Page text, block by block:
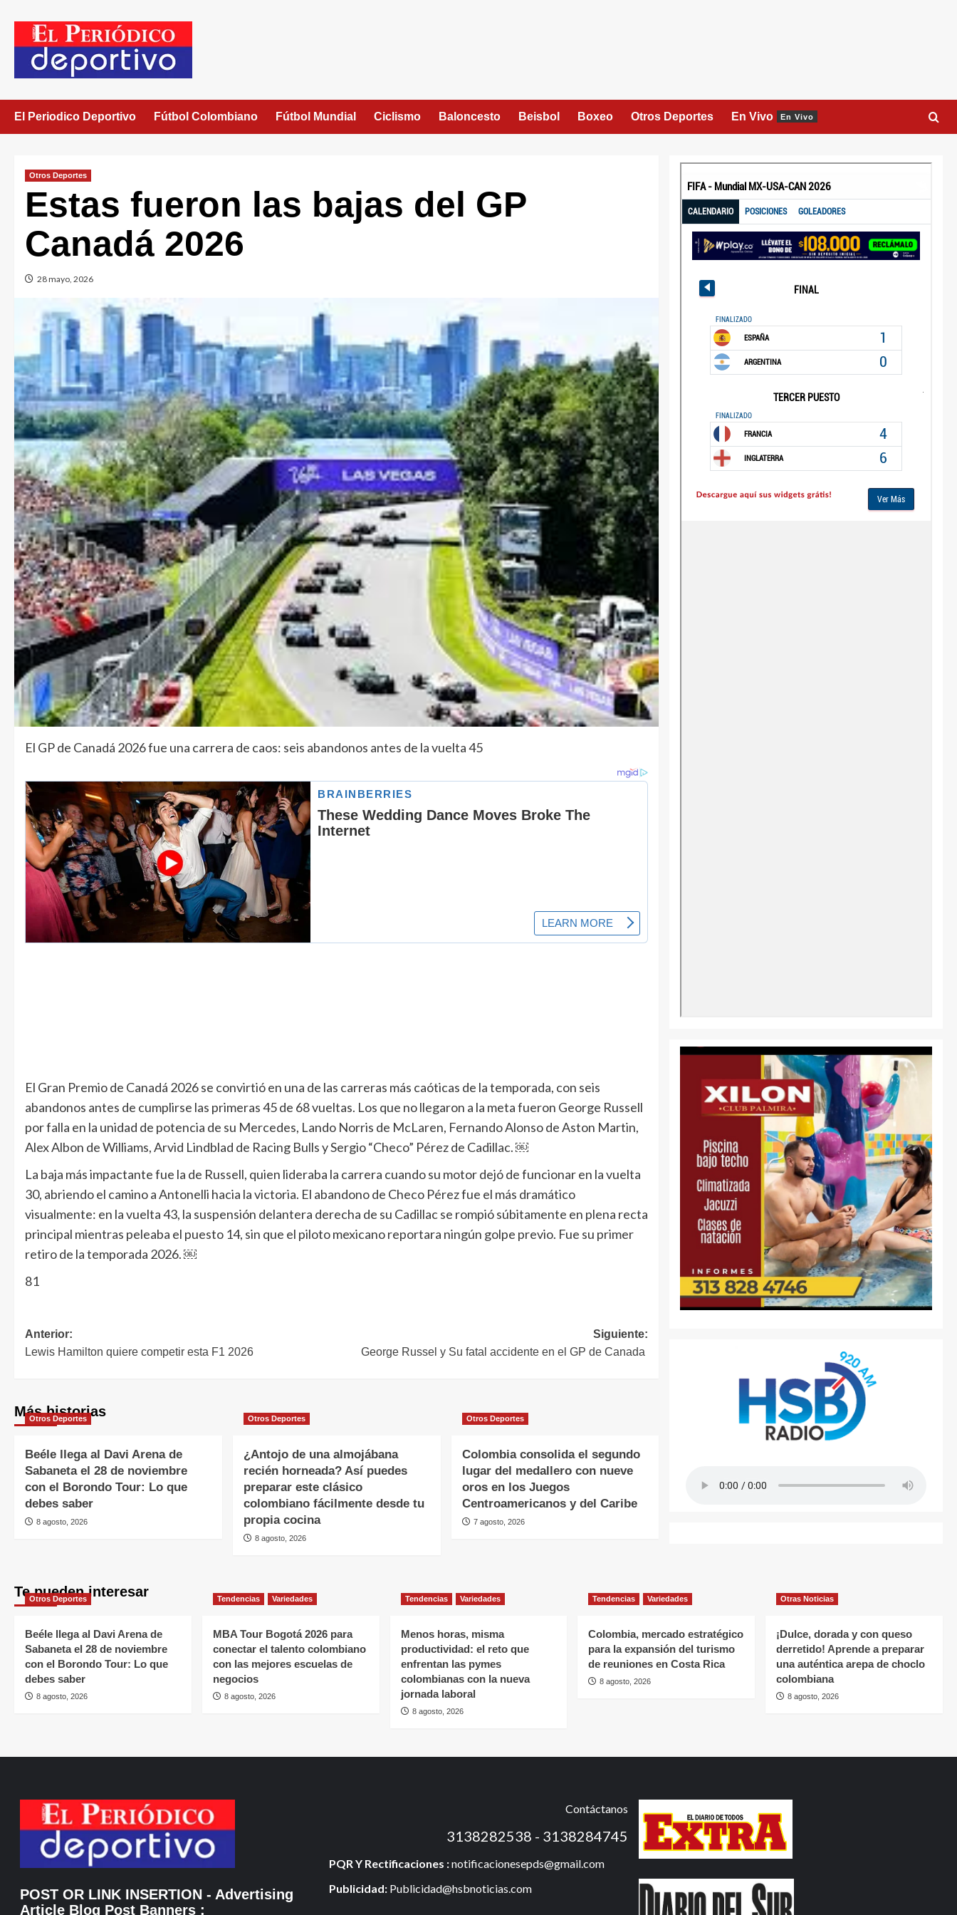
El Periodico Deportivo Fútbol Colombiano Fútbol Mundial Ciclismo Baloncesto Beisbol Boxeo Otros Deportes En Vivo En Vivo
Otros Deportes
Estas fueron las bajas del GP
Canadá 2026
28 mayo, 2026
El GP de Canadá 2026 fue una carrera de caos: seis abandonos antes de la vuelta 45
El Gran Premio de Canadá 2026 se convirtió en una de las carreras más caóticas de la temporada, con seis
abandonos antes de cumplirse las primeras 45 de 68 vueltas. Los que no llegaron a la meta fueron George Russell
por falla en la unidad de potencia de su Mercedes, Lando Norris de McLaren, Fernando Alonso de Aston Martin,
Alex Albon de Williams, Arvid Lindblad de Racing Bulls y Sergio “Checo” Pérez de Cadillac. ￼
La baja más impactante fue la de Russell, quien lideraba la carrera cuando su motor dejó de funcionar en la vuelta
30, abriendo el camino a Antonelli hacia la victoria. El abandono de Checo Pérez fue el más dramático
visualmente: en la vuelta 43, la suspensión delantera derecha de su Cadillac se rompió súbitamente en plena recta
principal mientras peleaba el puesto 14, sin que el piloto mexicano reportara ningún golpe previo. Fue su primer
retiro de la temporada 2026. ￼
81
Anterior:
Lewis Hamilton quiere competir esta F1 2026
Siguiente:
George Russel y Su fatal accidente en el GP de Canada
Más historias
Otros Deportes
Beéle llega al Davi Arena de
Sabaneta el 28 de noviembre
con el Borondo Tour: Lo que
debes saber
8 agosto, 2026
Otros Deportes
¿Antojo de una almojábana
recién horneada? Así puedes
preparar este clásico
colombiano fácilmente desde tu
propia cocina
8 agosto, 2026
Otros Deportes
Colombia consolida el segundo
lugar del medallero con nueve
oros en los Juegos
Centroamericanos y del Caribe
7 agosto, 2026
Te pueden interesar
Otros Deportes
Beéle llega al Davi Arena de
Sabaneta el 28 de noviembre
con el Borondo Tour: Lo que
debes saber
8 agosto, 2026
Tendencias Variedades
MBA Tour Bogotá 2026 para
conectar el talento colombiano
con las mejores escuelas de
negocios
8 agosto, 2026
Tendencias Variedades
Menos horas, misma
productividad: el reto que
enfrentan las pymes
colombianas con la nueva
jornada laboral
8 agosto, 2026
Tendencias Variedades
Colombia, mercado estratégico
para la expansión del turismo
de reuniones en Costa Rica
8 agosto, 2026
Otras Noticias
¡Dulce, dorada y con queso
derretido! Aprende a preparar
una auténtica arepa de choclo
colombiana
8 agosto, 2026
POST OR LINK INSERTION - Advertising
Article Blog Post Banners :
Contáctanos
3138282538 - 3138284745
PQR Y Rectificaciones :notificacionesepds@gmail.com
Publicidad: Publicidad@hsbnoticias.com